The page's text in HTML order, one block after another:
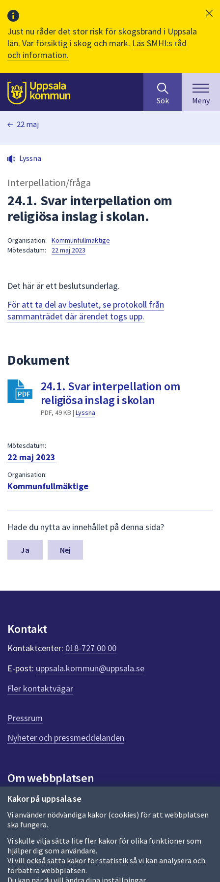
Just nu råder det stor risk för skogsbrand i Uppsala
län. Var försiktig i skog och mark. Läs SMHI:s råd
och information.
Till sidans
huvudinnehåll
efter
innehåll
på
sökfältet
kommer
sökförslag
för
att
navigera
för
att
Sök Meny
Kakor på uppsala.se
Vi använder nödvändiga kakor (cookies) för att webbplatsen
ska fungera.
Vi skulle vilja sätta lite fler kakor för olika funktioner som
hjälper dig som användare.
Vi vill också sätta kakor för statistik så vi kan analysera och
förbättra webbplatsen.
Du kan när du vill ändra dina inställningar.
22 maj
Lyssna
Interpellation/fråga
24.1. Svar interpellation om
religiösa inslag i skolan.
Organisation:
Kommunfullmäktige
Mötesdatum:
22 maj 2023
Det här är ett beslutsunderlag.
För att ta del av beslutet, se protokoll från
sammanträdet där ärendet togs upp.
Dokument
24.1. Svar interpellation om
religiösa inslag i skolan
PDF, 49 KB | Lyssna
Mötesdatum:
22 maj 2023
Organisation:
Kommunfullmäktige
ä
m
a
n
k
t
e
r
f
ö
r
e
n
n
a
d
a
Hade du nytta av innehållet på denna sida?
Nej
Kontakt
Kontaktcenter: 018-727 00 00
E-post: uppsala.kommun@uppsala.se
Fler kontaktvägar
Pressrum
Nyheter och pressmeddelanden
Om webbplatsen
Om webbplatsen
Allmänna handlingar och diarium
Behandling av personuppgifter
Kakor
Språk (other languages)